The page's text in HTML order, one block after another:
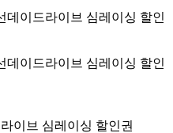
이브 심레이싱 할인권